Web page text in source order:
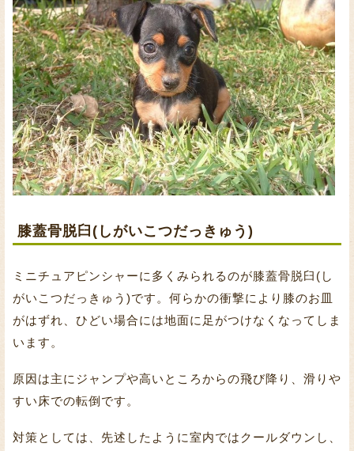
膝蓋骨脱臼(しがいこつだっきゅう)
ミニチュアピンシャーに多くみられるのが膝蓋骨脱臼(し
がいこつだっきゅう)です。何らかの衝撃により膝のお皿
がはずれ、ひどい場合には地面に足がつけなくなってしま
います。
原因は主にジャンプや高いところからの飛び降り、滑りや
すい床での転倒です。
対策としては、先述したように室内ではクールダウンし、